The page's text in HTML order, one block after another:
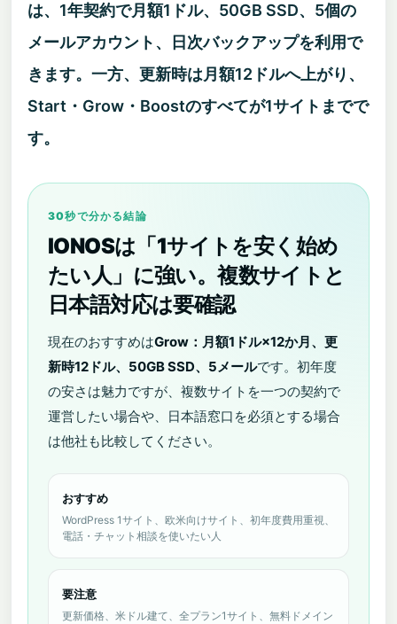
は、1年契約で月額1ドル、50GB SSD、5個の
メールアカウント、日次バックアップを利用で
きます。一方、更新時は月額12ドルへ上がり、
Start・Grow・Boostのすべてが1サイトまでで
す。
30秒で分かる結論
IONOSは「1サイトを安く始め
たい人」に強い。複数サイトと
日本語対応は要確認
現在のおすすめはGrow：月額1ドル×12か月、更
新時12ドル、50GB SSD、5メールです。初年度
の安さは魅力ですが、複数サイトを一つの契約で
運営したい場合や、日本語窓口を必須とする場合
は他社も比較してください。
おすすめ
WordPress 1サイト、欧米向けサイト、初年度費用重視、
電話・チャット相談を使いたい人
要注意
更新価格、米ドル建て、全プラン1サイト、無料ドメイン